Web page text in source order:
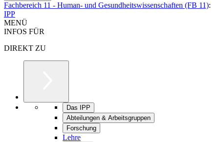
Fachbereich 11 - Human- und Gesundheitswissenschaften (FB 11):
IPP
MENÜ
INFOS FÜR
DIREKT ZU
Das IPP
Abteilungen & Arbeitsgruppen
Forschung
Lehre